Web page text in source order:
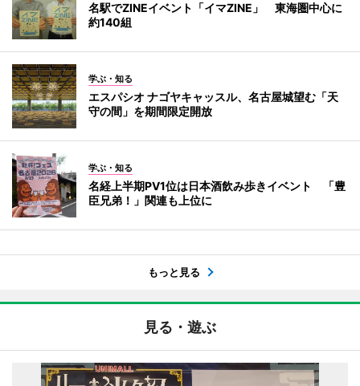
名駅でZINEイベント「イマZINE」 東海圏中心に
約140組
学ぶ・知る
エスパシオ ナゴヤキャッスル、名古屋城望む「天
守の間」を期間限定開放
学ぶ・知る
名経上半期PV1位は日本酒飲み歩きイベント 「豊
臣兄弟！」関連も上位に
もっと見る
見る・遊ぶ